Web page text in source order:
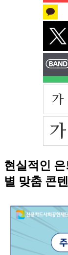
현실적인
별 맞춤 콘